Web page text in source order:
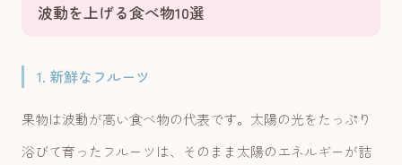
波動を上げる食べ物10選
1. 新鮮なフルーツ
果物は波動が高い食べ物の代表です。太陽の光をたっぷり
浴びて育ったフルーツは、そのまま太陽のエネルギーが詰